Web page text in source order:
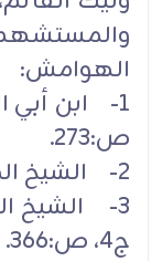
الهوامش:
ص:273.
2- الشيخ الطوسي، الغيبة، ص:452.
3- الشيخ
ج4، ص:366.